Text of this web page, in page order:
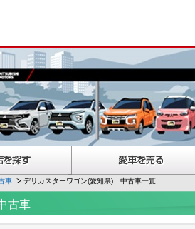
車 デリカスターワゴン(愛知県) 中古車一覧
古車